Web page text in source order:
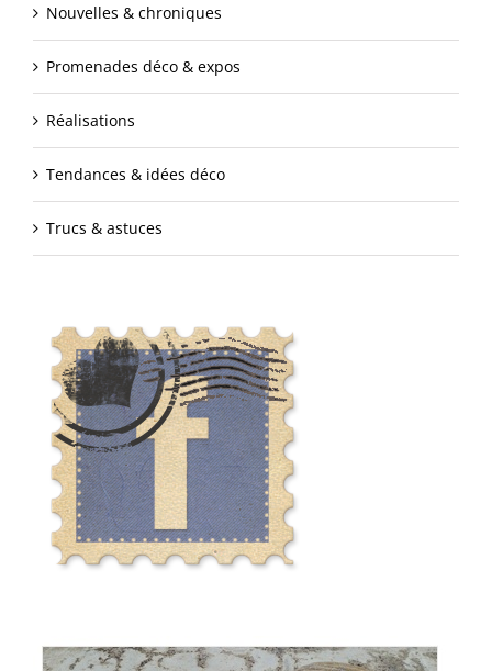
Nouvelles & chroniques
Promenades déco & expos
Réalisations
Tendances & idées déco
Trucs & astuces